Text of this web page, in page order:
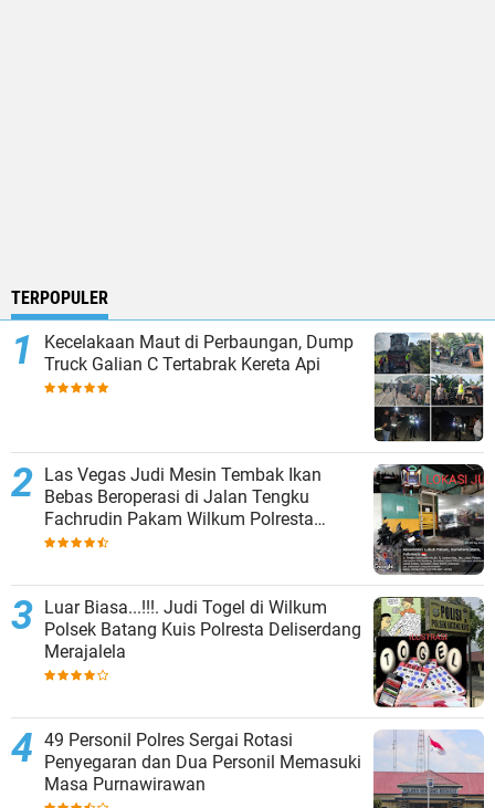
TERPOPULER
Kecelakaan Maut di Perbaungan, Dump
Truck Galian C Tertabrak Kereta Api
Las Vegas Judi Mesin Tembak Ikan
Bebas Beroperasi di Jalan Tengku
Fachrudin Pakam Wilkum Polresta
Deliserdang
Luar Biasa...!!!. Judi Togel di Wilkum
Polsek Batang Kuis Polresta Deliserdang
Merajalela
49 Personil Polres Sergai Rotasi
Penyegaran dan Dua Personil Memasuki
Masa Purnawirawan